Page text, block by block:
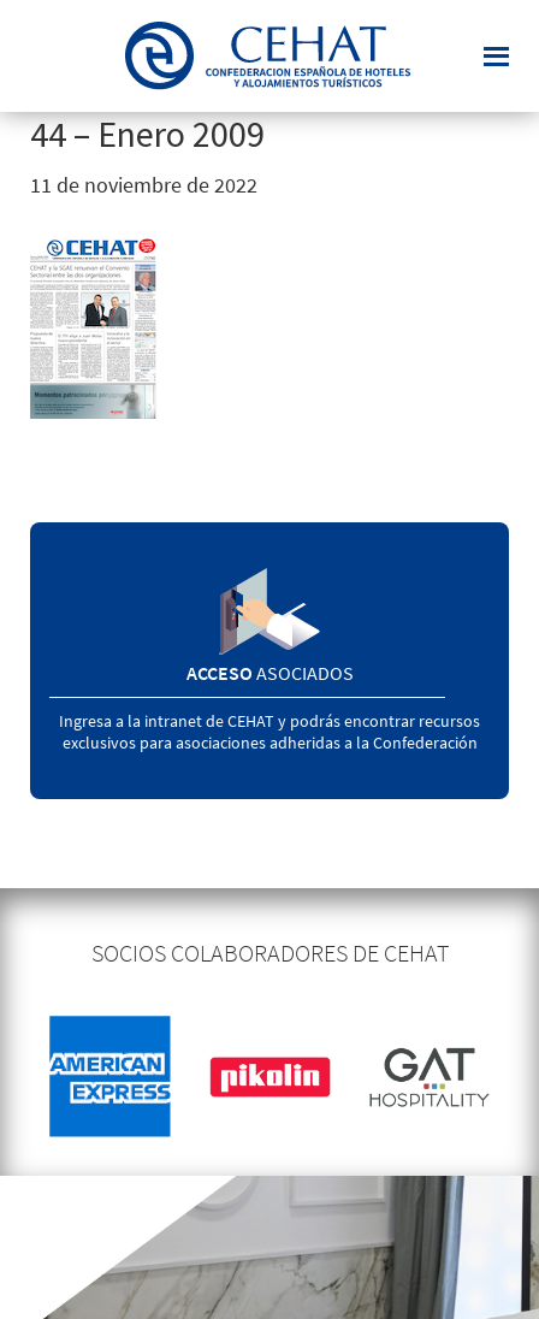
principal
44 – Enero 2009
11 de noviembre de 2022
ACCESO ASOCIADOS
Ingresa a la intranet de CEHAT y podrás encontrar recursos
exclusivos para asociaciones adheridas a la Confederación
SOCIOS COLABORADORES DE CEHAT